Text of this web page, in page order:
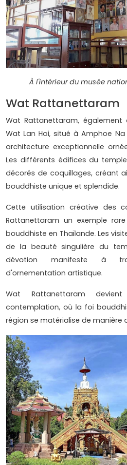
À l'intérieur du musée
Wat Rattanettaram
Wat Rattanettaram,
Wat Lan Hoi, situé à Amphoe
architecture exceptionnelle
Les différents édifices du
décorés de coquillages, créant
bouddhiste unique et splendide.
Cette utilisation créative des
Rattanettaram un exemple
bouddhiste en Thaïlande. Les
de la beauté singulière du
dévotion manifeste à
d'ornementation artistique.
Wat Rattanettaram
contemplation, où la foi
région se matérialise de manière